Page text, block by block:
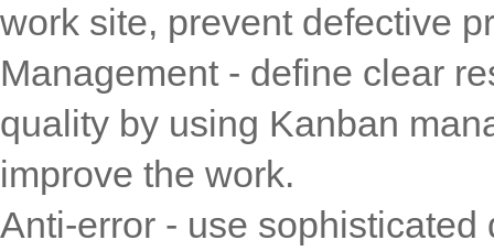
work site, prevent defective
Management - define clear
quality by using Kanban
improve the work.
Anti-error - use